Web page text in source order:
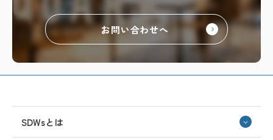
お問い合わせへ
SDWsとは